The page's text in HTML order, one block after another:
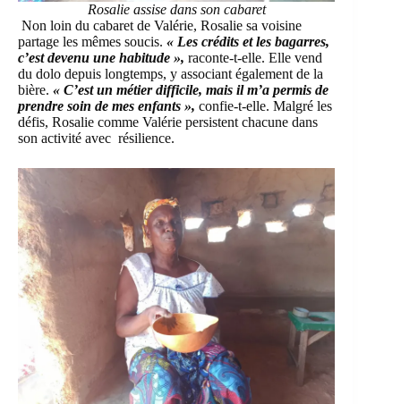
Rosalie assise dans son cabaret
Non loin du cabaret de Valérie, Rosalie sa voisine
partage les mêmes soucis. « Les crédits et les bagarres,
c’est devenu une habitude », raconte-t-elle. Elle vend
du dolo depuis longtemps, y associant également de la
bière. « C’est un métier difficile, mais il m’a permis de
prendre soin de mes enfants », confie-t-elle. Malgré les
défis, Rosalie comme Valérie persistent chacune dans
son activité avec résilience.